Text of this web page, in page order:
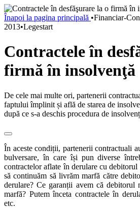
Înapoi la pagina principală •Financiar-
2013•Legestart
Contractele în
firmă în insolvenţă
De cele mai multe ori, partenerii
faptului împlinit și află de starea de
după ce s-a deschis procedura de
În aceste condiții, partenerii contractuali
bulversare, în care își pun diverse
contractelor aflate în derulare cu
să continuăm să livrăm marfă către
derulare? Ce garanții avem că debitorul
marfă? Putem înceta contractele în
etc.